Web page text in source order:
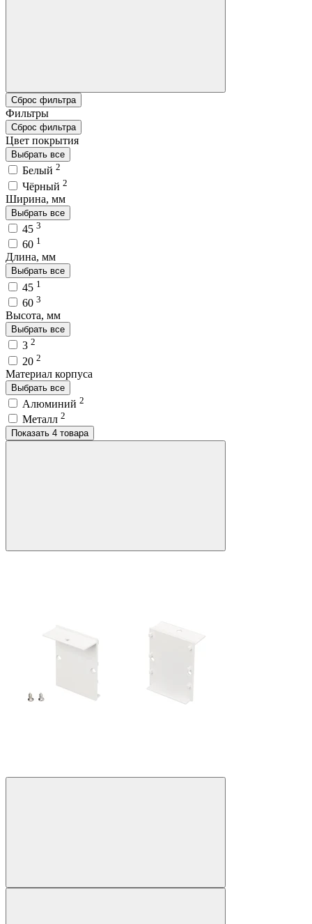
Сброс фильтра
Фильтры
Сброс фильтра
Цвет покрытия
Выбрать все
Белый 2
Чёрный 2
Ширина, мм
Выбрать все
45 3
60 1
Длина, мм
Выбрать все
45 1
60 3
Высота, мм
Выбрать все
3 2
20 2
Материал корпуса
Выбрать все
Алюминий 2
Металл 2
Показать 4 товара